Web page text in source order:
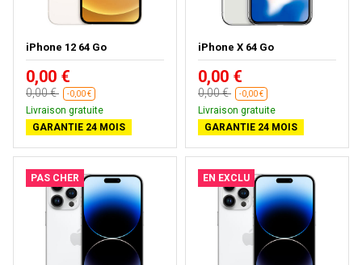
iPhone 12 64 Go
0,00 €
0,00 € -0,00 €
Livraison gratuite
GARANTIE 24 MOIS
iPhone X 64 Go
0,00 €
0,00 € -0,00 €
Livraison gratuite
GARANTIE 24 MOIS
PAS CHER EN EXCLU